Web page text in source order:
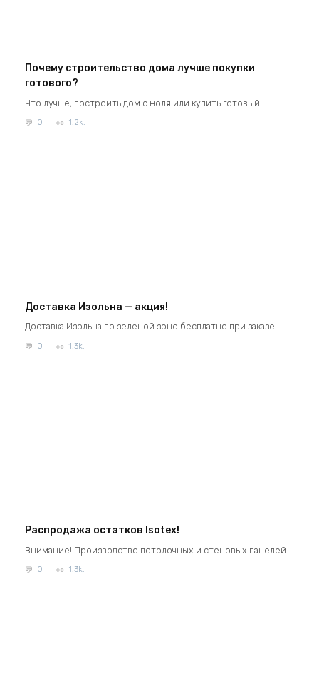
Почему строительство дома лучше покупки
готового?
Что лучше, построить дом с ноля или купить готовый
0 1.2k.
Доставка Изольна — акция!
Доставка Изольна по зеленой зоне бесплатно при заказе
0 1.3k.
Распродажа остатков Isotex!
Внимание! Производство потолочных и стеновых панелей
0 1.3k.